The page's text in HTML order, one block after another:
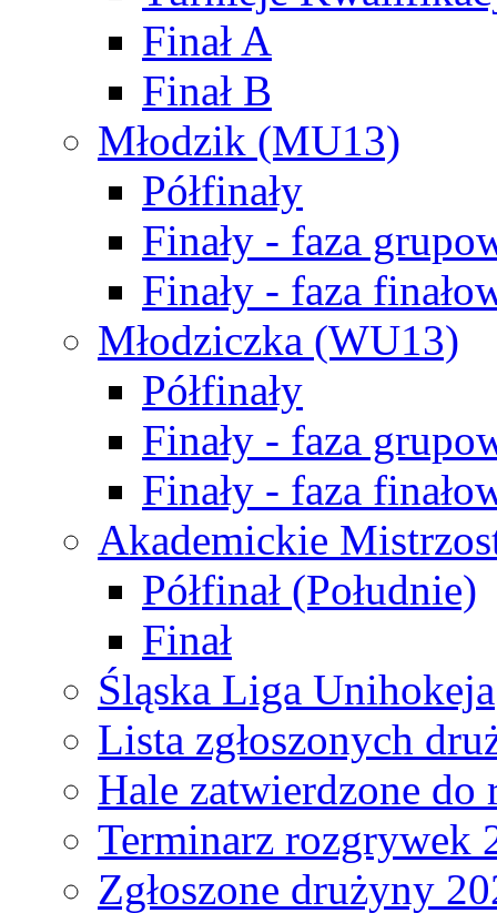
Finał A
Finał B
Młodzik (MU13)
Półfinały
Finały - faza
Finały - faza
Młodziczka (WU13)
Półfinały
Finały - faza
Finały - faza
Akademickie
Półfinał (Południe)
Finał
Śląska Liga Unihokeja
Lista zgłoszonych
Hale zatwierdzone do
Terminarz rozgrywek
Zgłoszone drużyny